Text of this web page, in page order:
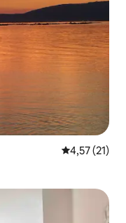
4,57 de uma
4,57 (21)